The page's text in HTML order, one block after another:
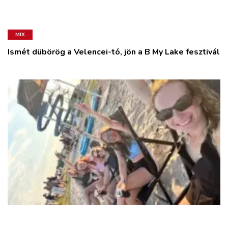
MIX
Ismét dübörög a Velencei-tó, jön a B My Lake fesztivál